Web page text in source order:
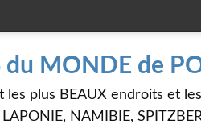
du MONDE de
les plus BEAUX endroits et
NAMIBIE,